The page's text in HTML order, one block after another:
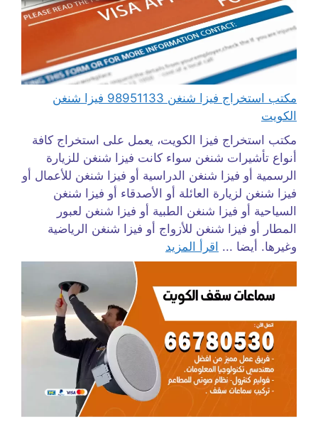
مكتب استخراج فيزا شنغن 98951133 فيزا شنغن
الكويت
مكتب استخراج فيزا الكويت، يعمل على استخراج كافة
أنواع تأشيرات شنغن سواء كانت فيزا شنغن للزيارة
الرسمية أو فيزا شنغن الدراسية أو فيزا شنغن للأعمال أو
فيزا شنغن لزيارة العائلة أو الأصدقاء أو فيزا شنغن
السياحية أو فيزا شنغن الطبية أو فيزا شنغن لعبور
المطار أو فيزا شنغن للأزواج أو فيزا شنغن الرياضية
وغيرها. أيضا ... اقرأ المزيد